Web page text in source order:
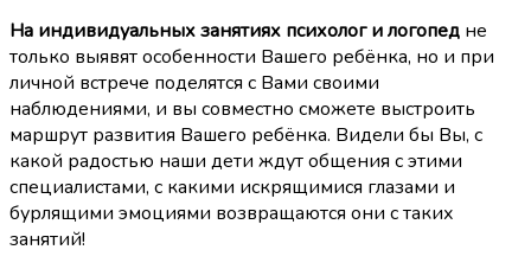
На индивидуальных занятиях психолог и логопед не
только выявят особенности Вашего ребёнка, но и при
личной встрече поделятся с Вами своими
наблюдениями, и вы совместно сможете выстроить
маршрут развития Вашего ребёнка. Видели бы Вы, с
какой радостью наши дети ждут общения с этими
специалистами, с какими искрящимися глазами и
бурлящими эмоциями возвращаются они с таких
занятий!